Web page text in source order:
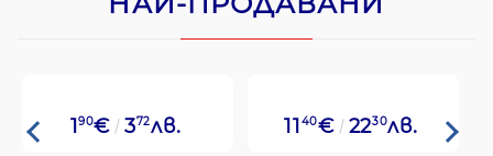
190€ 372лв. 11 40€ 2230лв.